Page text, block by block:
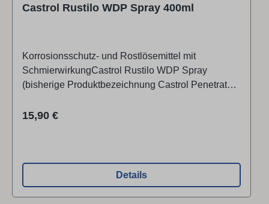
Castrol Rustilo WDP Spray 400ml
Korrosionsschutz- und Rostlösemittel mit
SchmierwirkungCastrol Rustilo WDP Spray
(bisherige Produktbezeichnung Castrol Penetrat
Sprühöl mit ausgezeichneten
Gleitfilm, der auch bei mehrmaliger Montage
wirksam bleibt.Anwendung In Betrieb und
Werkstatt kann Castrol Rustilo WDP Spray
Regulärer Preis:
15,90 €
Details